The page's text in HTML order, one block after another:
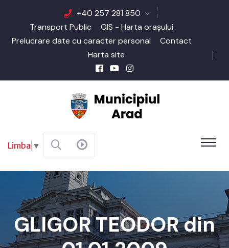
+40 257 281 850
Transport Public
GIS - Harta orașului
Prelucrare date cu caracter personal
Contact
Harta site
Limba ▼
GLIGOR TEODOR din